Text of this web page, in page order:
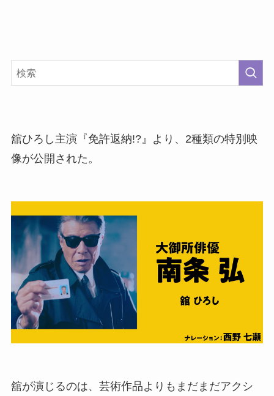
舘ひろし主演『免許返納!?』より、2種類の特別映
像が公開された。
舘が演じるのは、芸術作品よりもまだまだアクシ